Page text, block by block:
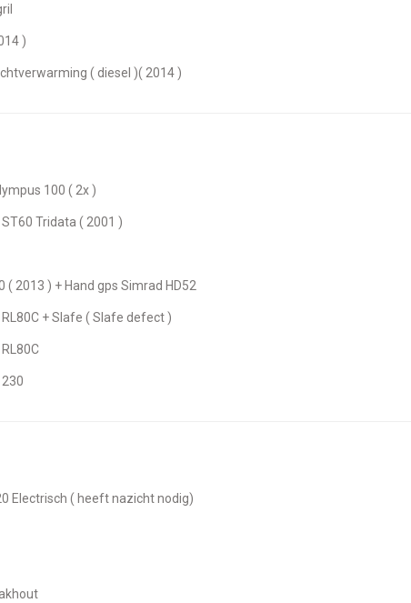
)
( diesel )( 2014 )
100 ( 2x )
ST60 Tridata ( 2001 )
( 2013 ) + Hand gps Simrad HD52
RL80C + Slafe ( Slafe defect )
RL80C
230
Electrisch ( heeft nazicht nodig)